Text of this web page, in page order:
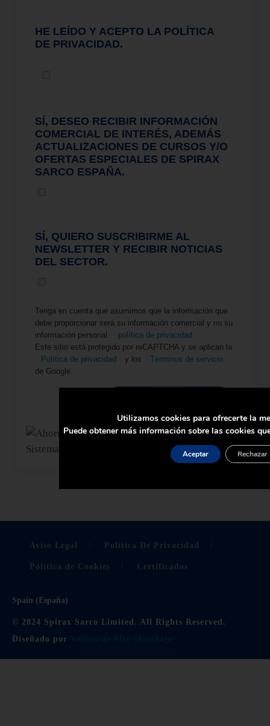
HE LEÍDO Y ACEPTO LA POLÍTICA
DE PRIVACIDAD.
SÍ, DESEO RECIBIR INFORMACIÓN
COMERCIAL DE INTERÉS, ADEMÁS
ACTUALIZACIONES DE CURSOS Y/O
OFERTAS ESPECIALES DE SPIRAX
SARCO ESPAÑA.
SÍ, QUIERO SUSCRIBIRME AL
NEWSLETTER Y RECIBIR NOTICIAS
DEL SECTOR.
Tenga en cuenta que asumimos que la información que
debe proporcionar será su información comercial y no su
información personal.
política de privacidad
Este sitio está protegido por reCAPTCHA y se aplican la
Política de privacidad
y los
Términos de servicio
de Google.
Aviso Legal Politica De Privacidad
Política de Cookies Certificados
Spain (España)
© 2024 Spirax Sarco Limited. All Rights Reserved.
Diseñado por
Utilizamos cookies para ofrecerte la
Puede obtener más información sobre las cookies
Aceptar Rechazar